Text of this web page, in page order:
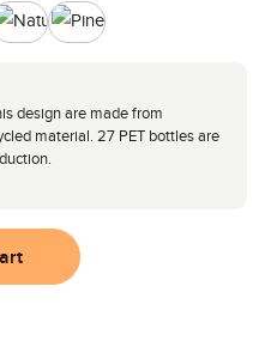
Nature Pine
design are made from
material. 27 PET bottles are